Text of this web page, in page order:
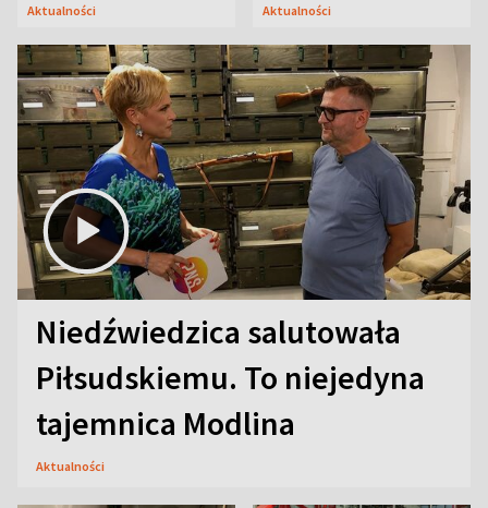
Aktualności Aktualności
Niedźwiedzica salutowała
Piłsudskiemu. To niejedyna
tajemnica Modlina
Aktualności